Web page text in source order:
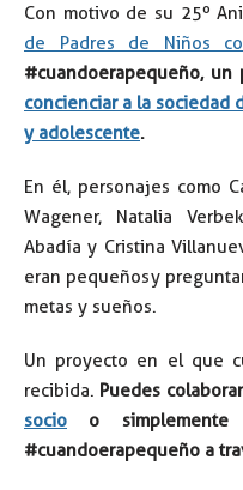
Con motivo de su 25º
de Padres de Niños
#cuandoerapequeño,
concienciar a la sociedad
y adolescente.
En él, personajes como
Wagener, Natalia
Abadía y Cristina
eran pequeños y
metas y sueños.
Un proyecto en el que
recibida. Puedes
socio o simplemente
#cuandoerapequeño a